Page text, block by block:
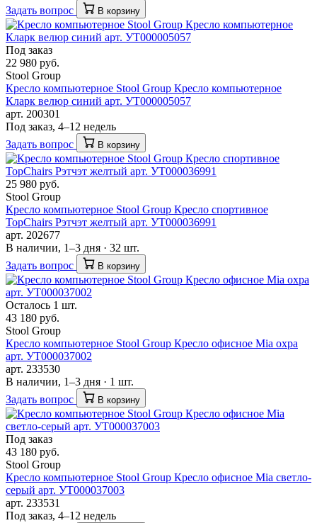
Задать вопрос
В корзину
Под заказ
22 980 руб.
Stool Group
Кресло компьютерное Stool Group Кресло компьютерное
Кларк велюр синий арт. УТ000005057
арт. 200301
Под заказ, 4–12 недель
Задать вопрос
В корзину
25 980 руб.
Stool Group
Кресло компьютерное Stool Group Кресло спортивное
TopChairs Рэтчэт желтый арт. УТ000036991
арт. 202677
В наличии, 1–3 дня · 32 шт.
Задать вопрос
В корзину
Осталось 1 шт.
43 180 руб.
Stool Group
Кресло компьютерное Stool Group Кресло офисное Mia охра
арт. УТ000037002
арт. 233530
В наличии, 1–3 дня · 1 шт.
Задать вопрос
В корзину
Под заказ
43 180 руб.
Stool Group
Кресло компьютерное Stool Group Кресло офисное Mia светло-
серый арт. УТ000037003
арт. 233531
Под заказ, 4–12 недель